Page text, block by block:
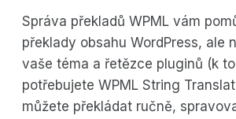
Správa překladů WPML vám
překlady obsahu WordPress, ale
vaše téma a řetězce pluginů (k
potřebujete WPML String
můžete překládat ručně,